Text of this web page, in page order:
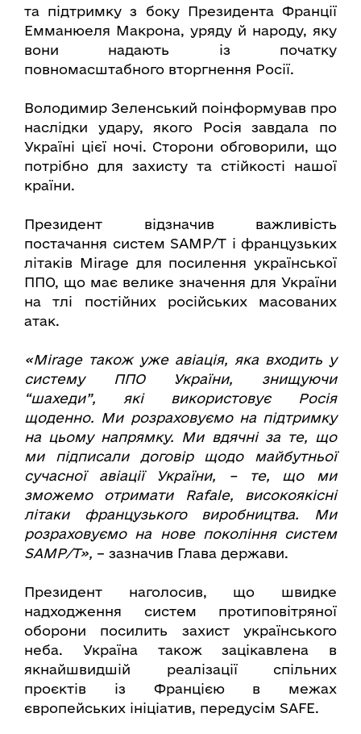
та підтримку з боку Президента Франції
Емманюеля Макрона, уряду й народу, яку
вони надають із початку
повномасштабного вторгнення Росії.
Володимир Зеленський поінформував про
наслідки удару, якого Росія завдала по
Україні цієї ночі. Сторони обговорили, що
потрібно для захисту та стійкості нашої
країни.
Президент відзначив важливість
постачання систем SAMP/T і французьких
літаків Mirage для посилення української
ППО, що має велике значення для України
на тлі постійних російських масованих
атак.
«Mirage також уже авіація, яка входить у
систему ППО України, знищуючи
“шахеди”, які використовує Росія
щоденно. Ми розраховуємо на підтримку
на цьому напрямку. Ми вдячні за те, що
ми підписали договір щодо майбутньої
сучасної авіації України, – те, що ми
зможемо отримати Rafale, високоякісні
літаки французького виробництва. Ми
розраховуємо на нове покоління систем
SAMP/T», – зазначив Глава держави.
Президент наголосив, що швидке
надходження систем протиповітряної
оборони посилить захист українського
неба. Україна також зацікавлена в
якнайшвидшій реалізації спільних
проєктів із Францією в межах
європейських ініціатив, передусім SAFE.